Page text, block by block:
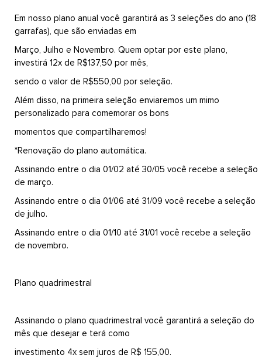
Em nosso plano anual você garantirá as 3 seleções do ano (18
garrafas), que são enviadas em
Março, Julho e Novembro. Quem optar por este plano,
investirá 12x de R$137,50 por mês,
sendo o valor de R$550,00 por seleção.
Além disso, na primeira seleção enviaremos um mimo
personalizado para comemorar os bons
momentos que compartilharemos!
*Renovação do plano automática.
Assinando entre o dia 01/02 até 30/05 você recebe a seleção
de março.
Assinando entre o dia 01/06 até 31/09 você recebe a seleção
de julho.
Assinando entre o dia 01/10 até 31/01 você recebe a seleção
de novembro.
Plano quadrimestral
Assinando o plano quadrimestral você garantirá a seleção do
mês que desejar e terá como
investimento 4x sem juros de R$ 155,00.